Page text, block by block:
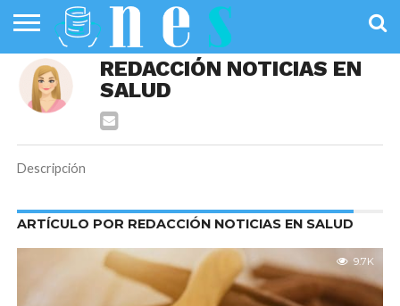
SALUD
PÚBLICA
SANIDAD
INVESTIGACIÓN
ENTREVISTAS
PROFESIONALES
DE LA SALUD
INFOGRAFÍAS
DE SALUD
OPINIÓN
REDACCIÓN NOTICIAS EN
SALUD
Descripción
ARTÍCULO POR REDACCIÓN NOTICIAS EN SALUD
9.7K